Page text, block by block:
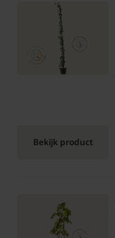
Bekijk product